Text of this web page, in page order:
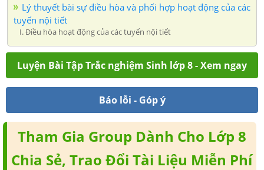
Lý thuyết bài sự điều hòa và phối hợp hoạt động của các
tuyến nội tiết
I. Điều hòa hoạt động của các tuyến nội tiết
Luyện Bài Tập Trắc nghiệm Sinh lớp 8 - Xem ngay
Báo lỗi - Góp ý
Tham Gia Group Dành Cho Lớp 8
Chia Sẻ, Trao Đổi Tài Liệu Miễn Phí